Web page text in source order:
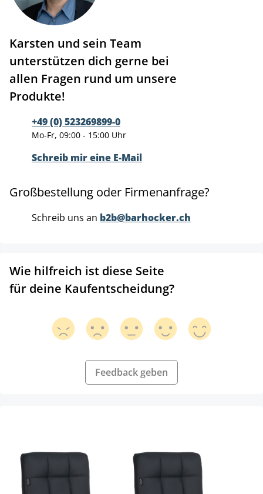
Karsten und sein Team
unterstützen dich gerne bei
allen Fragen rund um unsere
Produkte!
+49 (0) 523269899-0
Mo-Fr, 09:00 - 15:00 Uhr
Schreib mir eine E-Mail
Großbestellung oder Firmenanfrage?
Schreib uns an b2b@barhocker.ch
Wie hilfreich ist diese Seite
für deine Kaufentscheidung?
Feedback geben